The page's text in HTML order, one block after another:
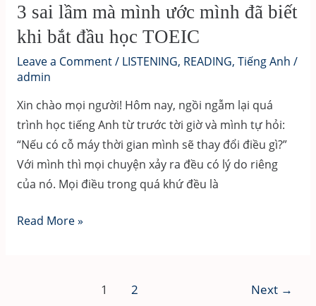
của
mỗi
học,
khuyên
cho
bạn)
3 sai lầm mà mình ước mình đã biết
khi bắt đầu học TOEIC
Leave a Comment/ LISTENING, READING, Tiếng Anh /
admin
Xin chào mọi người! Hôm nay, ngồi ngẫm lại quá
trình học tiếng Anh từ trước tời giờ và mình tự hỏi:
“Nếu có cỗ máy thời gian mình sẽ thay đổi điều gì?”
Với mình thì mọi chuyện xảy ra đều có lý do riêng
của nó. Mọi điều trong quá khứ đều là
3
Read More »
1 2 Next →